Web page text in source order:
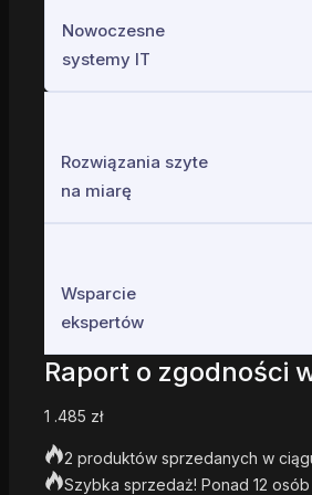
Nowoczesne
systemy IT
Rozwiązania szyte
na miarę
Wsparcie
ekspertów
Raport o zgodności
1 .485 zł
2 produktów sprzedanych w
Szybka sprzedaż! Ponad 12